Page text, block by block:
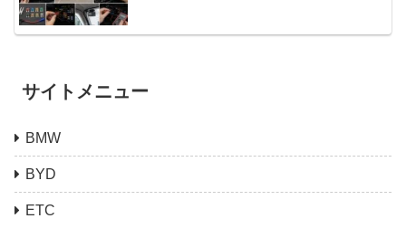
サイトメニュー
BMW
BYD
ETC